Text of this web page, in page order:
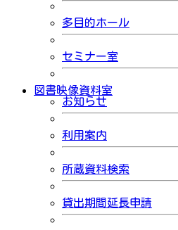
多目的ホール
セミナー室
図書映像資料室
お知らせ
利用案内
所蔵資料検索
貸出期間延長申請